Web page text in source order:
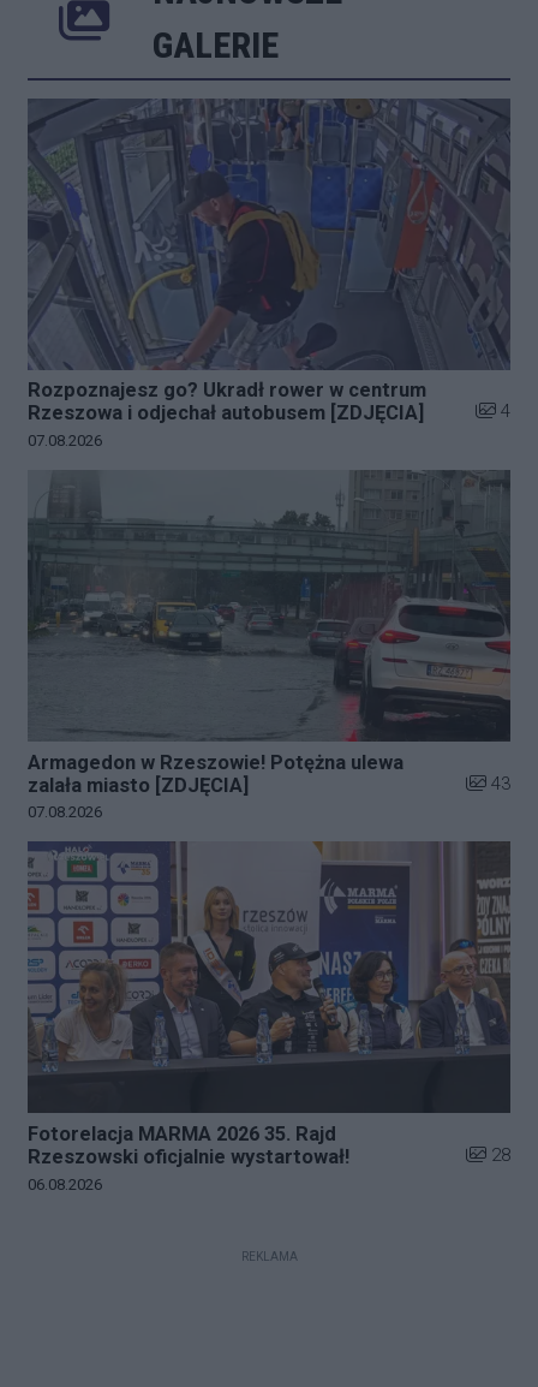
GALERIE
Rozpoznajesz go? Ukradł rower w centrum
Rzeszowa i odjechał autobusem [ZDJĘCIA]
Liczba
4
Data dodania galerii:
07.08.2026
Armagedon w Rzeszowie! Potężna ulewa
zalała miasto [ZDJĘCIA]
Liczba
43
Data dodania galerii:
07.08.2026
Fotorelacja MARMA 2026 35. Rajd
Rzeszowski oficjalnie wystartował!
Liczba
28
Data dodania galerii:
06.08.2026
REKLAMA